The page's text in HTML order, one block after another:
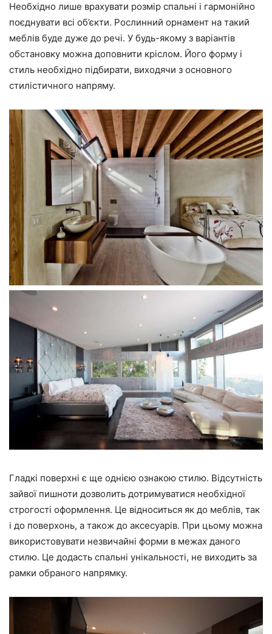
Необхідно лише врахувати розмір спальні і гармонійно
поєднувати всі об’єкти. Рослинний орнамент на такий
меблів буде дуже до речі. У будь-якому з варіантів
обстановку можна доповнити кріслом. Його форму і
стиль необхідно підбирати, виходячи з основного
стилістичного напряму.
Гладкі поверхні є ще однією ознакою стилю. Відсутність
зайвої пишноти дозволить дотримуватися необхідної
строгості оформлення. Це відноситься як до меблів, так
і до поверхонь, а також до аксесуарів. При цьому можна
використовувати незвичайні форми в межах даного
стилю. Це додасть спальні унікальності, не виходить за
рамки обраного напрямку.